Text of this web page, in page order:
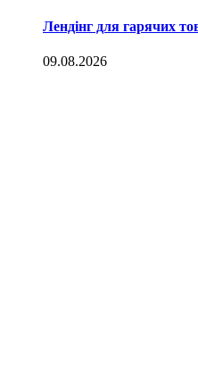
Лендінг для гарячих
09.08.2026